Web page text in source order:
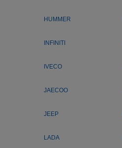
HUMMER
INFINITI
IVECO
JAECOO
JEEP
LADA